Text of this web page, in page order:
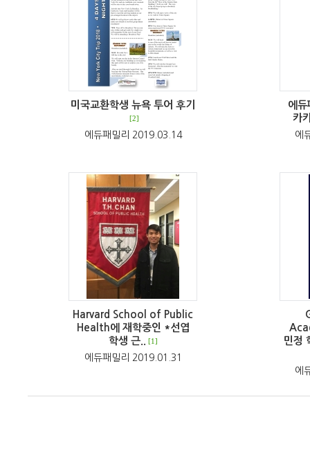
미국교환학생 뉴욕 투어 후기
[2]
에듀패밀리 2019.03.14
에듀
카
에
Harvard School of Public
Health에 재학중인 *선엽
학생 근..
[1]
에듀패밀리 2019.01.31
민정
에